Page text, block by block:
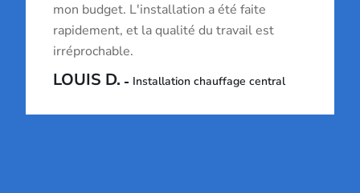
mon budget. L'installation a été faite
rapidement, et la qualité du travail est
irréprochable.
LOUIS D. Installation chauffage central